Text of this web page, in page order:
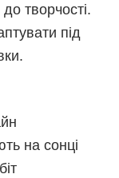
творчості.
під
на сонці